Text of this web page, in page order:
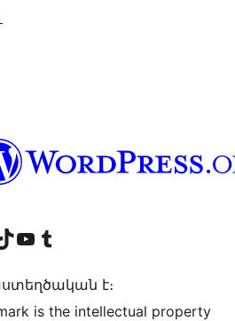
accountaccount
our TikTok account
Visit our YouTube channel
Visit our Tumblr account
է։
is the intellectual property